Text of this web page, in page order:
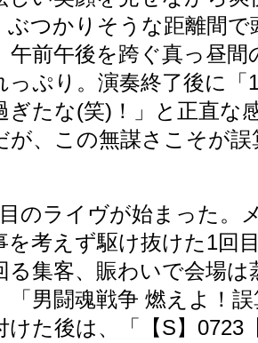
ぶつかりそうな距離間で
午前午後を跨ぐ真っ昼
っぷり。演奏終了後に「
ぎたな(笑) ！」と正直な
が、この無謀さこそが
のライヴが始まった。
を考えず駆け抜けた1回
る集客、賑わいで会場は
「男闘魂戦争 燃えよ！
けた後は、「【S】 0723